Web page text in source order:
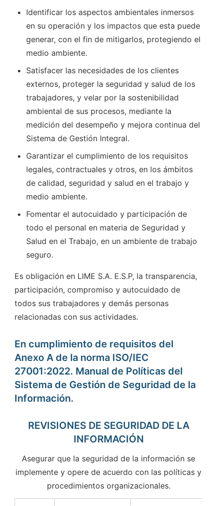
Identificar los aspectos ambientales inmersos
en su operación y los impactos que esta puede
generar, con el fin de mitigarlos, protegiendo el
medio ambiente.
Satisfacer las necesidades de los clientes
externos, proteger la seguridad y salud de los
trabajadores, y velar por la sostenibilidad
ambiental de sus procesos, mediante la
medición del desempeño y mejora continua del
Sistema de Gestión Integral.
Garantizar el cumplimiento de los requisitos
legales, contractuales y otros, en los ámbitos
de calidad, seguridad y salud en el trabajo y
medio ambiente.
Fomentar el autocuidado y participación de
todo el personal en materia de Seguridad y
Salud en el Trabajo, en un ambiente de trabajo
seguro.
Es obligación en LIME S.A. E.S.P, la transparencia,
participación, compromiso y autocuidado de
todos sus trabajadores y demás personas
relacionadas con sus actividades.
En cumplimiento de requisitos del
Anexo A de la norma ISO/IEC
27001:2022. Manual de Políticas del
Sistema de Gestión de Seguridad de la
Información.
REVISIONES DE SEGURIDAD DE LA
INFORMACIÓN
Asegurar que la seguridad de la información se
implemente y opere de acuerdo con las políticas y
procedimientos organizacionales.